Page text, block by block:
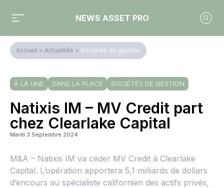
NEWS ASSET PRO
Accueil > Actualités > Sociétés de gestion
À LA UNE DANS LA PLACE SOCIÉTÉS DE GESTION
Natixis IM – MV Credit part
chez Clearlake Capital
Mardi 3 Septembre 2024
M&A – Natixis IM va céder MV Credit à Clearlake
Capital. L’opération apportera 5,1 milliards de dollars
d’encours au spécialiste californien des actifs privés,